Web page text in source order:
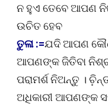
ନ ହୁଏ ତେବେ ଆପଣ
ଉଚିତ ହେବ
ତୁଳା :=ଯଦି ଆପଣ
ଆପଣଙ୍କ ଜିତିବା
ପରାମର୍ଶ ନିଅନ୍ତୁ ।
ଅଧିକାରୀ ଆପଣଙ୍କ